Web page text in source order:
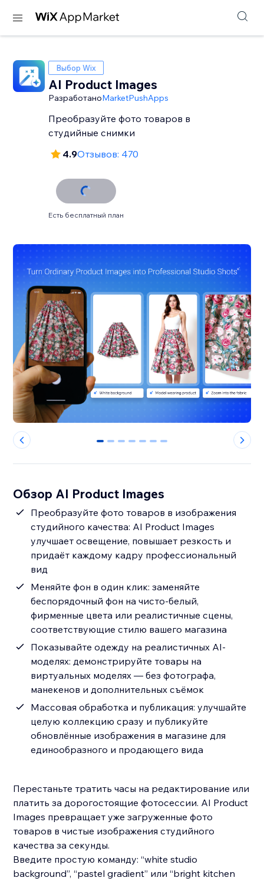
Выбор Wix
AI Product Images
РазработаноMarketPushApps
Преобразуйте фото товаров в
студийные снимки
4.9Отзывов: 470
Есть бесплатный план
0 1 2 3 4 5 6
Обзор AI Product Images
Преобразуйте фото товаров в изображения
студийного качества: AI Product Images
улучшает освещение, повышает резкость и
придаёт каждому кадру профессиональный
вид
Меняйте фон в один клик: заменяйте
беспорядочный фон на чисто-белый,
фирменные цвета или реалистичные сцены,
соответствующие стилю вашего магазина
Показывайте одежду на реалистичных AI-
моделях: демонстрируйте товары на
виртуальных моделях — без фотографа,
манекенов и дополнительных съёмок
Массовая обработка и публикация: улучшайте
целую коллекцию сразу и публикуйте
обновлённые изображения в магазине для
единообразного и продающего вида
Перестаньте тратить часы на редактирование или
платить за дорогостоящие фотосессии. AI Product
Images превращает уже загруженные фото
товаров в чистые изображения студийного
качества за секунды.
Введите простую команду: “white studio
background”, “pastel gradient” или “bright kitchen